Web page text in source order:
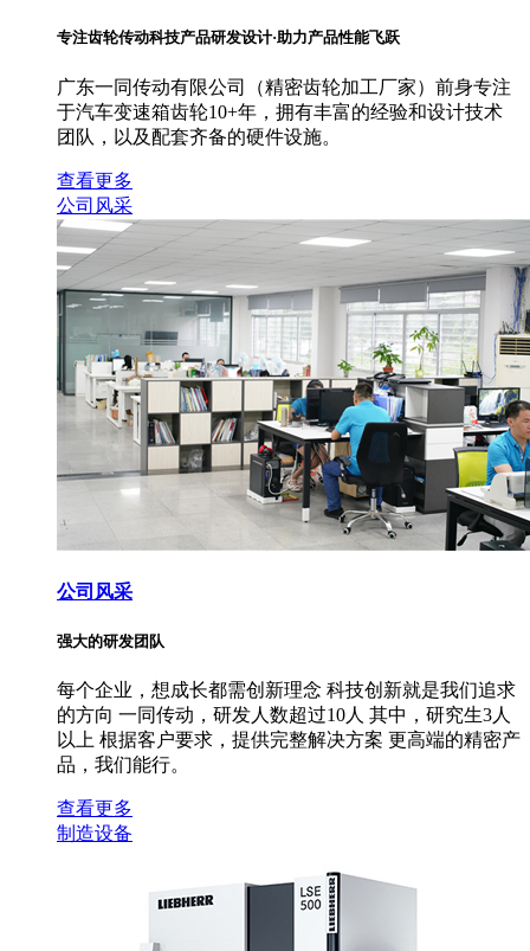
专注齿轮传动科技产品研发设计·助力产品性能飞跃
广东一同传动有限公司（精密齿轮加工厂家）前身专注
于汽车变速箱齿轮10+年，拥有丰富的经验和设计技术
团队，以及配套齐备的硬件设施。
查看更多
公司风采
公司风采
强大的研发团队
每个企业，想成长都需创新理念 科技创新就是我们追求
的方向 一同传动，研发人数超过10人 其中，研究生3人
以上 根据客户要求，提供完整解决方案 更高端的精密产
品，我们能行。
查看更多
制造设备